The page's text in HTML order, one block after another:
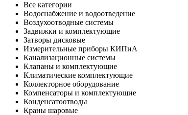
Все категории
Водоснабжение и водоотведение
Воздухоотводные системы
Задвижки и комплектующие
Затворы дисковые
Измерительные приборы КИПиА
Канализационные системы
Клапаны и комплектующие
Климатические комплектующие
Коллекторное оборудование
Компенсаторы и комплектующие
Конденсатоотводы
Краны шаровые